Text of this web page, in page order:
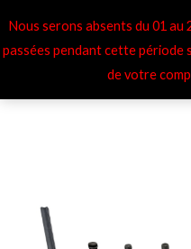
Nous serons absents du 01 au
passées pendant cette
de votre
au
contenu
quantité